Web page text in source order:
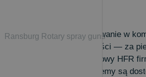
Ransburg Rotary spray guns
oraz precyzyjne dozowanie w
proporcji i objętości — za
System pomiarowy HFR
Podczas gdy inne systemy są